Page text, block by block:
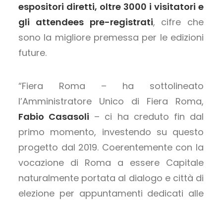
espositori diretti, oltre 3000 i visitatori e
gli attendees pre-registrati, cifre che
sono la migliore premessa per le edizioni
future.
“Fiera Roma – ha sottolineato
l’Amministratore Unico di Fiera Roma,
Fabio Casasoli – ci ha creduto fin dal
primo momento, investendo su questo
progetto dal 2019. Coerentemente con la
vocazione di Roma a essere Capitale
naturalmente portata al dialogo e città di
elezione per appuntamenti dedicati alle